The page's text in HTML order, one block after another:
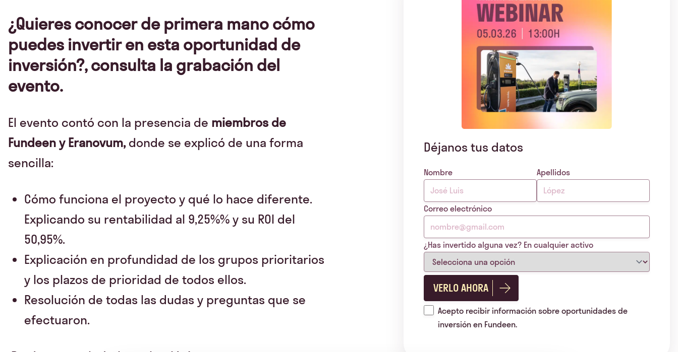
¿Quieres conocer de primera mano cómo
puedes invertir en esta oportunidad de
inversión?, consulta la grabación del
evento.
El evento contó con la presencia de miembros de
Fundeen y Eranovum,donde se explicó de una forma
sencilla:
Cómo funciona el proyecto y qué lo hace diferente.
Explicando su rentabilidad al 9,25%% y su ROI del
50,95%.
Explicación en profundidad de los grupos prioritarios
y los plazos de prioridad de todos ellos.
Resolución de todas las dudas y preguntas que se
efectuaron.
Déjanos tus datos
Nombre Apellidos
Correo electrónico
¿Has invertido alguna vez? En cualquier activo
VERLO AHORA
Acepto recibir información sobre oportunidades de
inversión en Fundeen.